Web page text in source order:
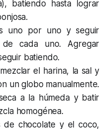
batiendo hasta lograr
uno por uno y seguir
de cada uno. Agregar
batiendo.
el harina, la sal y
un globo manualmente.
a la húmeda y batir
homogénea.
de chocolate y el coco,